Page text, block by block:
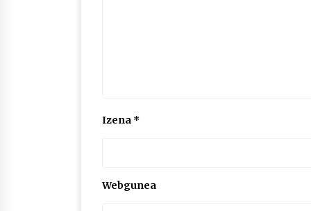
Izena *
Webgunea